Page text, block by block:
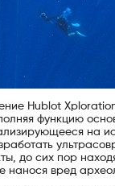
Hublot
функцию
на
до сих пор
нанося вред